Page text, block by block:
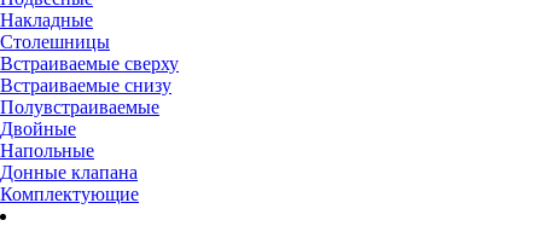
Накладные
Столешницы
Встраиваемые сверху
Встраиваемые снизу
Полувстраиваемые
Двойные
Напольные
Донные клапана
Комплектующие